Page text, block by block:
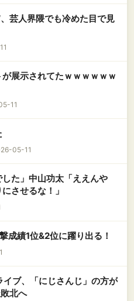
芸人界隈でも冷めた目で見
が展示されてたｗｗｗｗｗｗ
11
05-11
た」中山功太「ええんや
させるな！」
成績1位&2位に躍り出る！
イブ、「にじさんじ」の方が
北へ